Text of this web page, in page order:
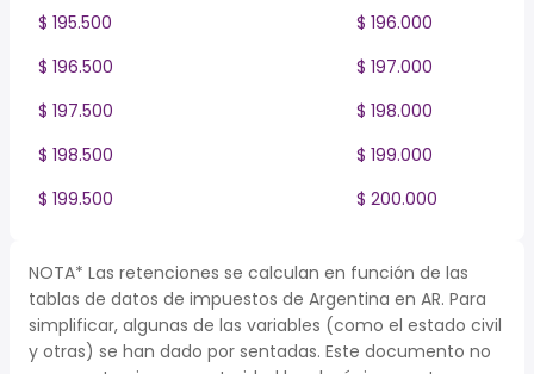
$ 195.500
$ 196.000
$ 196.500
$ 197.000
$ 197.500
$ 198.000
$ 198.500
$ 199.000
$ 199.500
$ 200.000
NOTA* Las retenciones se calculan en función de las
tablas de datos de impuestos de Argentina en AR. Para
simplificar, algunas de las variables (como el estado civil
y otras) se han dado por sentadas. Este documento no